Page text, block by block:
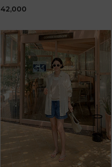
42,000